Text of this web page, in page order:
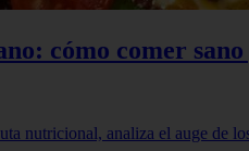
cómo comer